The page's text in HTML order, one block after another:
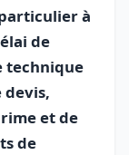
à
de
technique
devis,
et de
de